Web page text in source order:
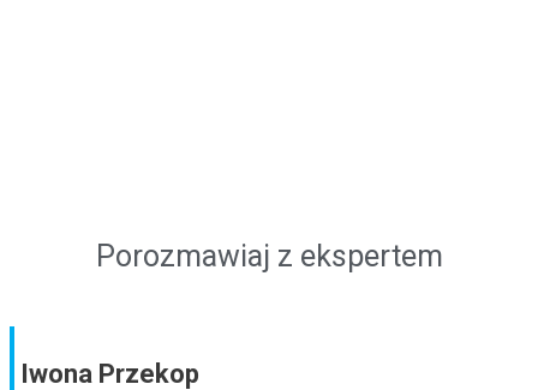
Porozmawiaj z ekspertem
Iwona Przekop